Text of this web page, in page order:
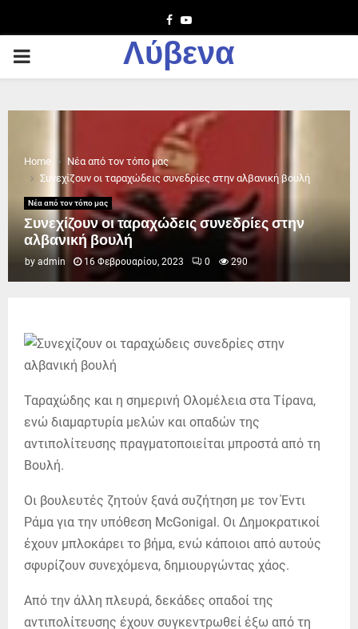
Facebook
Youtube
PRIMARY
Λύβενα
Home
Νέα από τον τόπο μας
Συνεχίζουν οι ταραχώδεις συνεδρίες στην αλβανική βουλή
Νέα από τον τόπο μας
Συνεχίζουν οι ταραχώδεις συνεδρίες στην
αλβανική βουλή
by admin 16 Φεβρουαρίου, 2023 0 290
Ταραχώδης και η σημερινή Ολομέλεια στα Τίρανα,
ενώ διαμαρτυρία μελών και οπαδών της
αντιπολίτευσης πραγματοποιείται μπροστά από τη
Βουλή.
Οι βουλευτές ζητούν ξανά συζήτηση με τον Έντι
Ράμα για την υπόθεση McGonigal. Οι Δημοκρατικοί
έχουν μπλοκάρει το βήμα, ενώ κάποιοι από αυτούς
σφυρίζουν συνεχόμενα, δημιουργώντας χάος.
Από την άλλη πλευρά, δεκάδες οπαδοί της
αντιπολίτευσης έχουν συγκεντρωθεί έξω από τη